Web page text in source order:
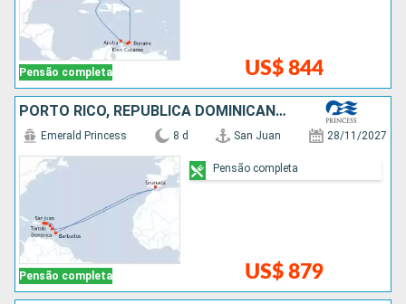
Pensão completa US$ 844
PORTO RICO, REPUBLICA DOMINICANA, GRENADA, BARBADOS
Pensão completa
Emerald Princess 8 d San Juan 28/11/2027
US$ 879
Pensão completa